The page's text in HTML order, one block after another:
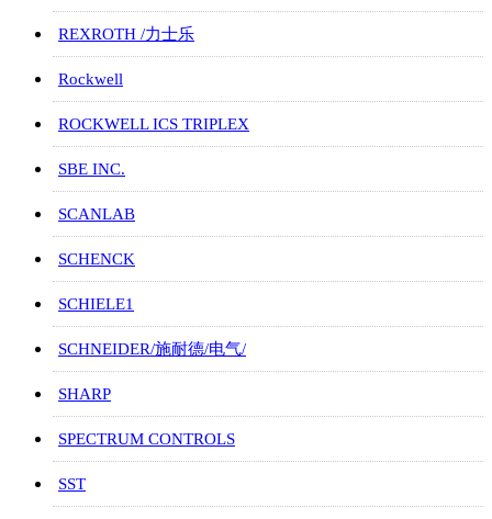
REXROTH /力士乐
Rockwell
ROCKWELL ICS TRIPLEX
SBE INC.
SCANLAB
SCHENCK
SCHIELE1
SCHNEIDER/施耐德/电气/
SHARP
SPECTRUM CONTROLS
SST